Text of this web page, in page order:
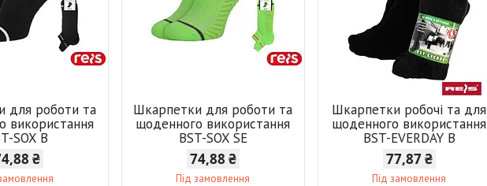
для роботи та
використання
SOX B
₴
Шкарпетки для роботи та
щоденного використання
BST-SOX SE
74,88 ₴
Під замовлення
Шкарпетки робочі та для
щоденного використання
BST-EVERDAY B
77,87 ₴
Під замовлення